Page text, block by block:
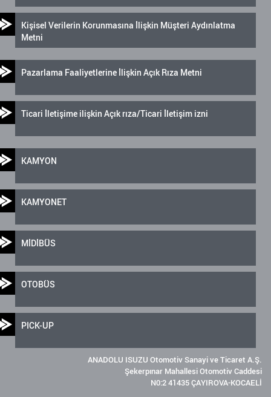
Kişisel Verilerin Korunmasına İlişkin Müşteri Aydınlatma
Metni
Pazarlama Faaliyetlerine İlişkin Açık Rıza Metni
Ticari İletişime ilişkin Açık rıza/Ticari İletişim izni
KAMYON
KAMYONET
MİDİBÜS
OTOBÜS
PICK-UP
ANADOLU ISUZU Otomotiv Sanayi ve Ticaret A.Ş.
Şekerpınar Mahallesi Otomotiv Caddesi
N0:2 41435 ÇAYIROVA-KOCAELİ